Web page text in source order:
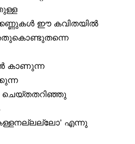
ഈ കവിതയിൽ
കാണുന്ന
എന്നു